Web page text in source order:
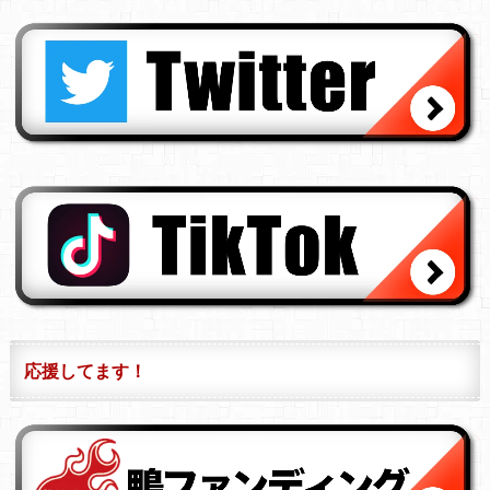
応援してます！